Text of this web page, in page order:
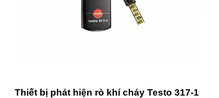
Thiết bị phát hiện rò khí cháy Testo 317-1